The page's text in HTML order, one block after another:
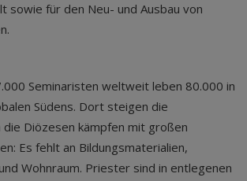
sowie für den Neu- und Ausbau von
Seminaristen weltweit leben 80.000 in
Südens. Dort steigen die
die Diözesen kämpfen mit großen
Es fehlt an Bildungsmaterialien,
Wohnraum. Priester sind in entlegenen